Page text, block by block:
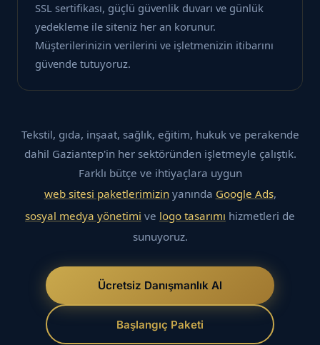
SSL sertifikası, güçlü güvenlik duvarı ve günlük
yedekleme ile siteniz her an korunur.
Müşterilerinizin verilerini ve işletmenizin itibarını
güvende tutuyoruz.
Tekstil, gıda, inşaat, sağlık, eğitim, hukuk ve perakende
dahil Gaziantep'in her sektöründen işletmeyle çalıştık.
Farklı bütçe ve ihtiyaçlara uygun
web sitesi paketlerimizinyanında Google Ads,
sosyal medya yönetimi ve logo tasarımı hizmetleri de
sunuyoruz.
Ücretsiz Danışmanlık Al
Başlangıç Paketi